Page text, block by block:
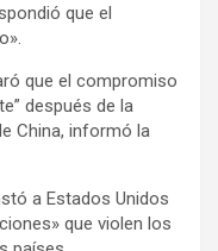
que el
que el compromiso
después de la
China, informó la
a Estados Unidos
que violen los